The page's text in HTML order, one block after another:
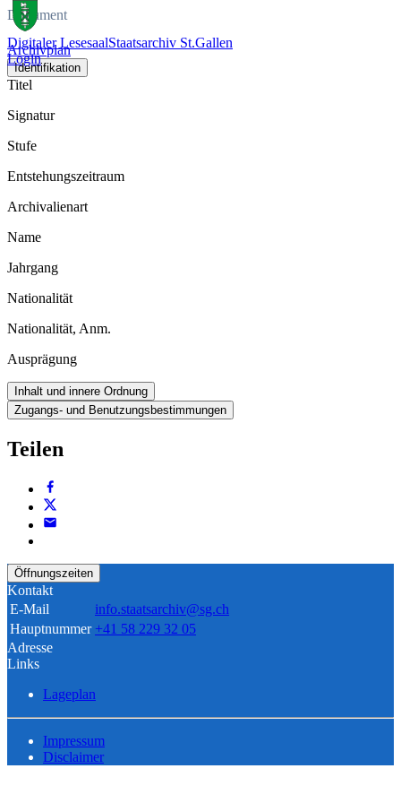
Digitaler LesesaalStaatsarchiv St.Gallen
Login
Dokument
Archivplan
Identifikation
Titel
Signatur
Stufe
Entstehungszeitraum
Archivalienart
Name
Jahrgang
Nationalität
Nationalität, Anm.
Ausprägung
Inhalt und innere Ordnung
Zugangs- und Benutzungsbestimmungen
Teilen
Öffnungszeiten
Kontakt
E-Mail
info.staatsarchiv@sg.ch
Hauptnummer +41 58 229 32 05
Adresse
Links
Lageplan
Impressum
Disclaimer